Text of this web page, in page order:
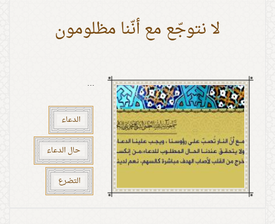
لا نتوجّع مع أنّنا مظلومون
...
الدعاء
حال الدعاء
التضرع